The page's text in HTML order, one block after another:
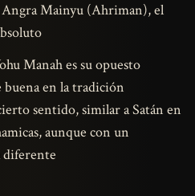
Angra Mainyu (Ahriman), el
Manah es su opuesto
en la tradición
sentido, similar a Satán en
aunque con un
diferente